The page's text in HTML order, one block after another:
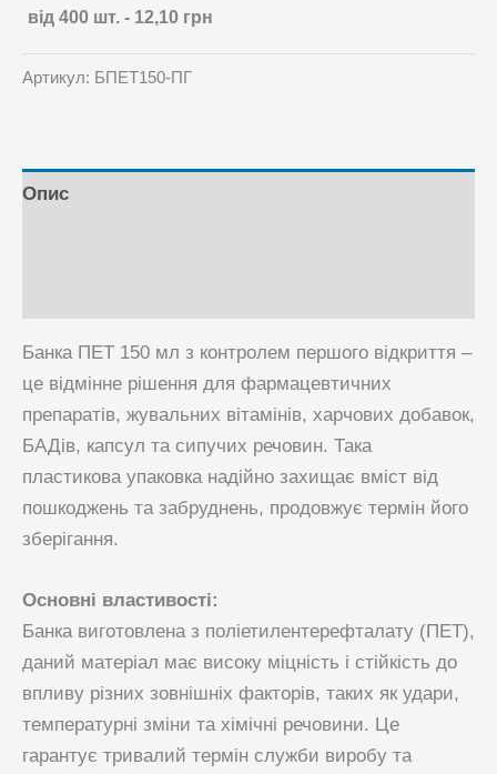
контролем
кількість
від 400 шт. - 12,10 грн
Артикул: БПЕТ150-ПГ
Опис
Банка ПЕТ 150 мл з контролем першого відкриття –
це відмінне рішення для фармацевтичних
препаратів, жувальних вітамінів, харчових добавок,
БАДів, капсул та сипучих речовин. Така
пластикова упаковка надійно захищає вміст від
пошкоджень та забруднень, продовжує термін його
зберігання.
Основні властивості:
Банка виготовлена з поліетилентерефталату (ПЕТ),
даний матеріал має високу міцність і стійкість до
впливу різних зовнішніх факторів, таких як удари,
температурні зміни та хімічні речовини. Це
гарантує тривалий термін служби виробу та